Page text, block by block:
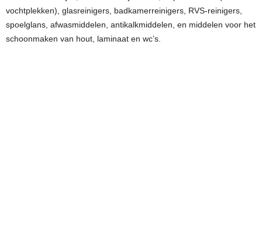
vochtplekken), glasreinigers, badkamerreinigers, RVS-reinigers,
spoelglans, afwasmiddelen, antikalkmiddelen, en middelen voor het
schoonmaken van hout, laminaat en wc’s.